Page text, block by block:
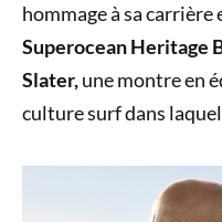
hommage à sa
Superocean Heritage
Slater,une montre en
culture surf dans